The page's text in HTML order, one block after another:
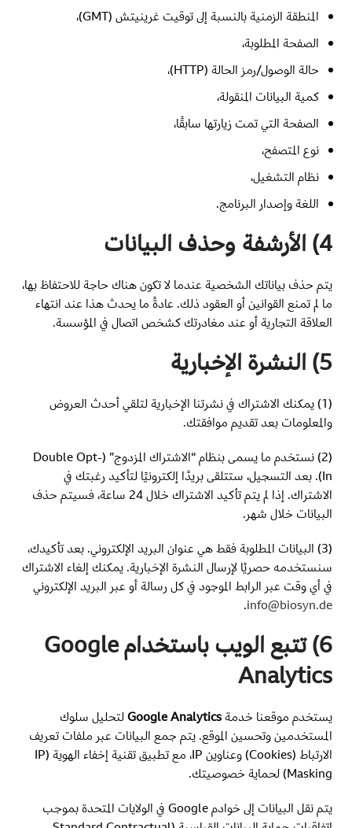
المنطقة الزمنية بالنسبة إلى توقيت غرينيتش (GMT)،
الصفحة المطلوبة،
حالة الوصول/رمز الحالة (HTTP)،
كمية البيانات المنقولة،
الصفحة التي تمت زيارتها سابقًا،
نوع المتصفح،
نظام التشغيل،
اللغة وإصدار البرنامج.
4) الأرشفة وحذف البيانات
يتم حذف بياناتك الشخصية عندما لا تكون هناك حاجة للاحتفاظ بها،
ما لم تمنع القوانين أو العقود ذلك. عادةً ما يحدث هذا عند انتهاء
العلاقة التجارية أو عند مغادرتك كشخص اتصال في المؤسسة.
5) النشرة الإخبارية
(1) يمكنك الاشتراك في نشرتنا الإخبارية لتلقي أحدث العروض
والمعلومات بعد تقديم موافقتك.
(2) نستخدم ما يسمى بنظام “الاشتراك المزدوج” (Double Opt-
In). بعد التسجيل، ستتلقى بريدًا إلكترونيًا لتأكيد رغبتك في
الاشتراك. إذا لم يتم تأكيد الاشتراك خلال 24 ساعة، فسيتم حذف
البيانات خلال شهر.
(3) البيانات المطلوبة فقط هي عنوان البريد الإلكتروني. بعد تأكيدك،
سنستخدمه حصريًا لإرسال النشرة الإخبارية. يمكنك إلغاء الاشتراك
في أي وقت عبر الرابط الموجود في كل رسالة أو عبر البريد الإلكتروني
info@biosyn.de
.
6) تتبع الويب باستخدام Google
Analytics
يستخدم موقعنا خدمةGoogle Analyticsلتحليل سلوك
المستخدمين وتحسين الموقع. يتم جمع البيانات عبر ملفات تعريف
الارتباط (Cookies) وعناوين IP، مع تطبيق تقنية إخفاء الهوية (IP
Masking) لحماية خصوصيتك.
يتم نقل البيانات إلى خوادم Google في الولايات المتحدة بموجب